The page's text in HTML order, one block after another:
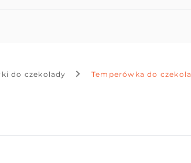
do czekolady Temperówka do